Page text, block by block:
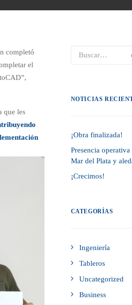
completó
el
que les
NOTICIAS
¡Obra finalizada!
Presencia operativa
Mar del Plata y
¡Crecimos!
CATEGORÍAS
Ingeniería
Tableros
Uncategorized
Business